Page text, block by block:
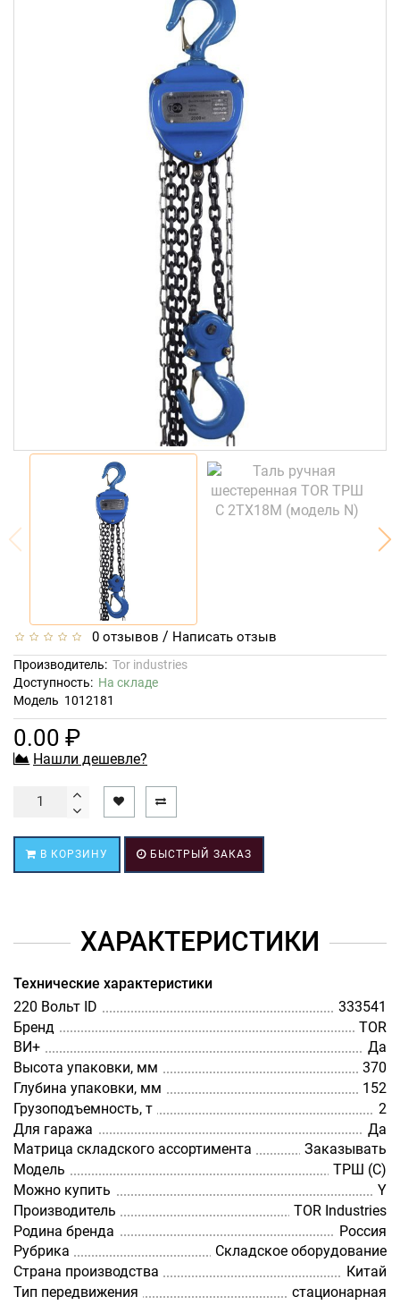
0 отзывов / Написать отзыв
Производитель: Tor industries
Доступность: На складе
Модель 1012181
0.00 ₽
Нашли дешевле?
В КОРЗИНУ БЫСТРЫЙ ЗАКАЗ
ХАРАКТЕРИСТИКИ
Технические характеристики
220 Вольт ID
333541
Бренд
TOR
ВИ+
Да
Высота упаковки, мм
370
Глубина упаковки, мм
152
Грузоподъемность, т
2
Для гаража
Да
Матрица складского ассортимента
Заказывать
Модель
ТРШ (С)
Можно купить
Y
Производитель
TOR Industries
Родина бренда
Россия
Рубрика
Складское оборудование
Страна производства
Китай
Тип передвижения
стационарная